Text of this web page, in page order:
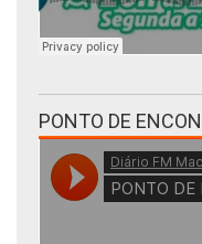
PONTO DE